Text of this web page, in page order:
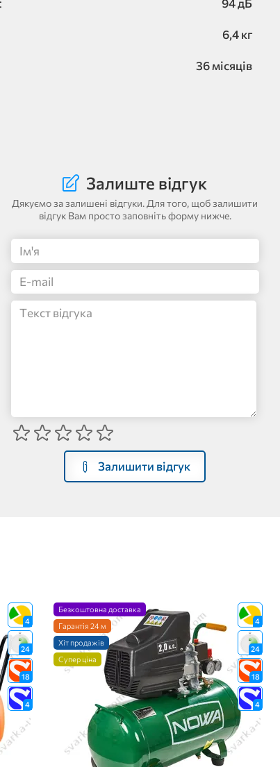
94 дБ
6,4 кг
36 місяців
Залиште відгук
Дякуємо за залишені відгуки. Для того, щоб залишити
відгук Вам просто заповніть форму нижче.
Залишити відгук
4
24
18
4
4
24
18
4
Безкоштовна доставка
Гарантія 24 м
Хіт продажів
Супер ціна